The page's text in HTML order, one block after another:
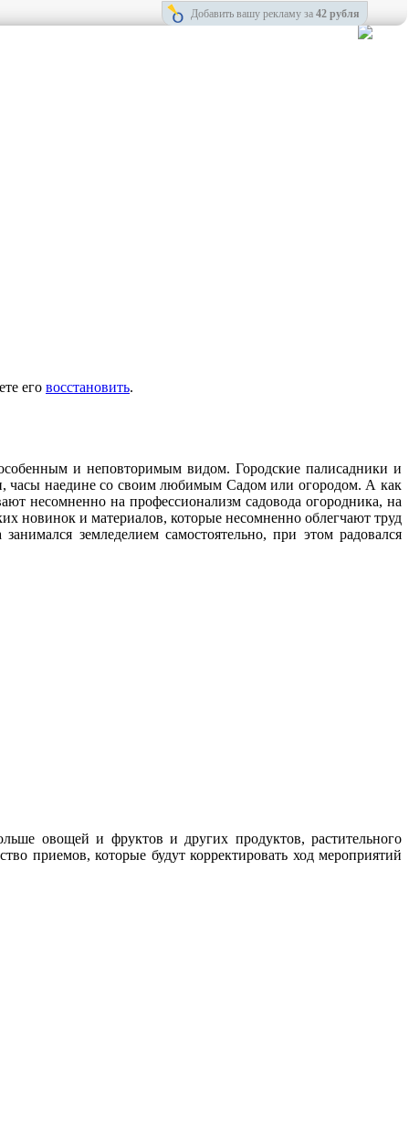
Добавить вашу рекламу за 42 рубля
его восстановить.
и неповторимым видом. Городские палисадники и
часы наедине со своим любимым Cадом или огородом. А как
несомненно на профессионализм садовода огородника, на
новинок и материалов, которые несомненно облегчают труд
земледелием самостоятельно, при этом радовался
овощей и фруктов и других продуктов, растительного
приемов, которые будут корректировать ход мероприятий